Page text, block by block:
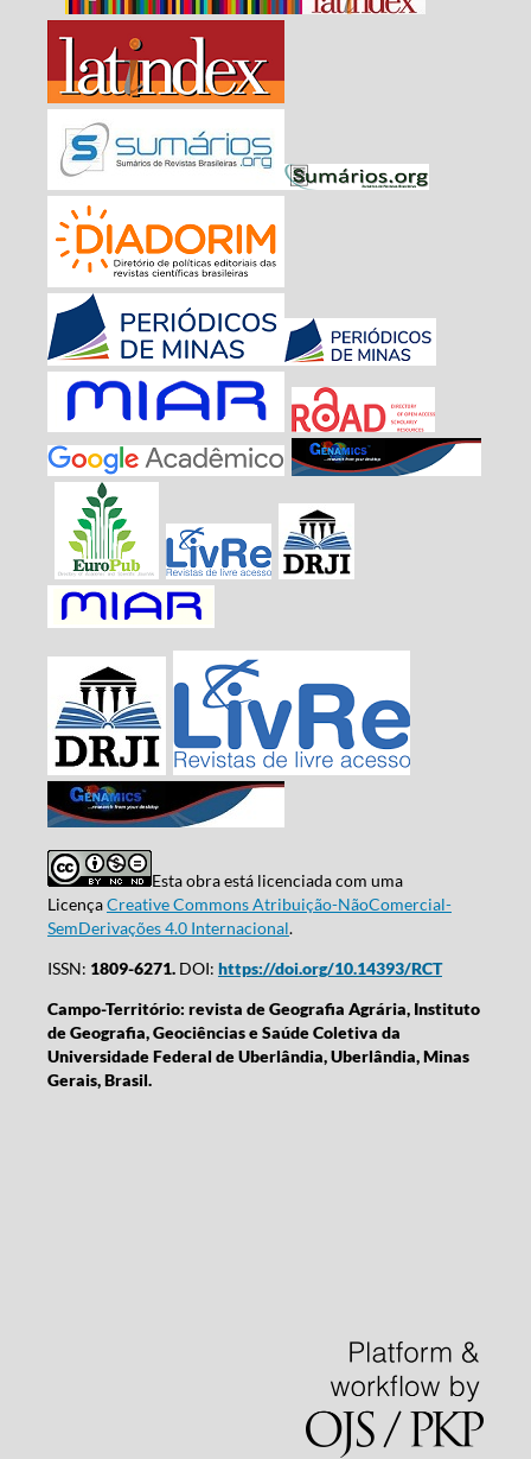
Esta obra está licenciada com uma
LicençaCreative Commons Atribuição-NãoComercial-
SemDerivações 4.0 Internacional.
ISSN: 1809-6271.DOI: https://doi.org/10.14393/RCT
Campo-Território: revista de Geografia Agrária, Instituto
de Geografia, Geociências e Saúde Coletiva da
Universidade Federal de Uberlândia, Uberlândia, Minas
Gerais, Brasil.